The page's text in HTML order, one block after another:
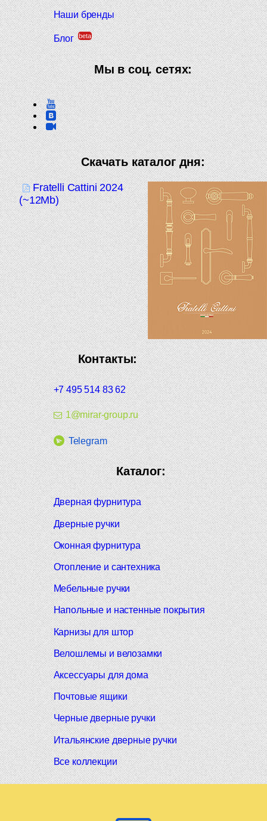
Наши бренды
Блог beta
Мы в соц. сетях:
Скачать каталог дня:
Fratelli Cattini 2024
(~12Mb)
Контакты:
+7 495 514 83 62
1@mirar-group.ru
Telegram
Каталог:
Дверная фурнитура
Дверные ручки
Оконная фурнитура
Отопление и сантехника
Мебельные ручки
Напольные и настенные покрытия
Карнизы для штор
Велошлемы и велозамки
Аксессуары для дома
Почтовые ящики
Черные дверные ручки
Итальянские дверные ручки
Все коллекции